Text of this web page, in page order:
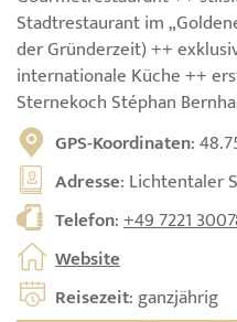
Stadtrestaurant im
der Gründerzeit) ++
internationale Küche ++
Sternekoch Stéphan
GPS-Koordinaten:
Adresse: Lichtentaler
Telefon:+49 7221
Website
Reisezeit: ganzjährig